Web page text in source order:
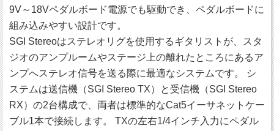
9V～18Vペダルボード電源でも駆動でき、ペダルボードに
組み込みやすい設計です。
SGI Stereoはステレオリグを使用するギタリストが、スタ
ジオのアンプルームやステージ上の離れたところにあるア
ンプへステレオ信号を送る際に最適なシステムです。 シ
ステムは送信機（SGI Stereo TX）と受信機（SGI Stereo
RX）の2台構成で、両者は標準的なCat5イーサネットケー
ブル1本で接続します。 TXの左右1/4インチ入力にペダル